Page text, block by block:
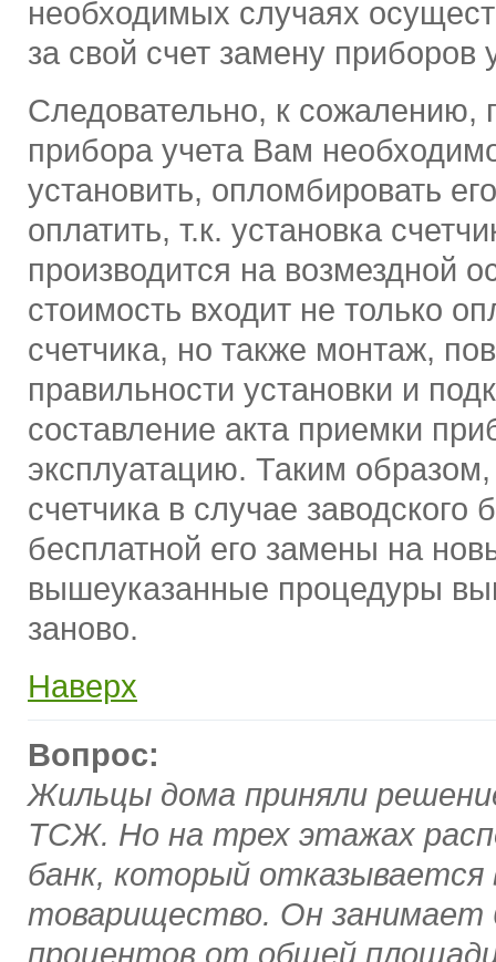
необходимых случаях
за свой счет замену приборов
Следовательно, к сожалению,
прибора учета Вам
установить, опломбировать
оплатить, т.к. установка
производится на возмездной
стоимость входит не только
счетчика, но также монтаж,
правильности установки и
составление акта приемки
эксплуатацию. Таким
счетчика в случае заводского
бесплатной его замены на
вышеуказанные процедуры
заново.
Наверх
Вопрос:
Жильцы дома приняли
ТСЖ. Но на трех этажах
банк, который отказывается
товарищество. Он занимает
процентов от общей